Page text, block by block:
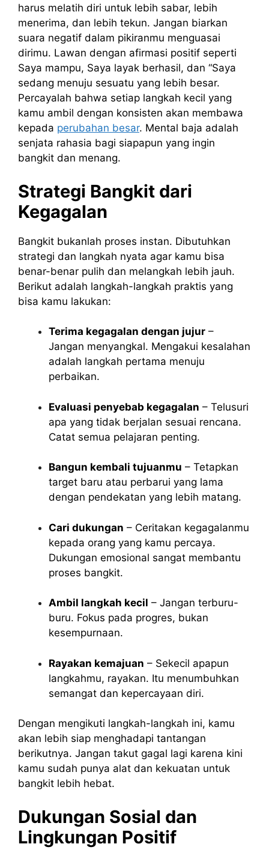
harus melatih diri untuk lebih sabar, lebih
menerima, dan lebih tekun. Jangan biarkan
suara negatif dalam pikiranmu menguasai
dirimu. Lawan dengan afirmasi positif seperti
Saya mampu, Saya layak berhasil, dan “Saya
sedang menuju sesuatu yang lebih besar.
Percayalah bahwa setiap langkah kecil yang
kamu ambil dengan konsisten akan membawa
kepada perubahan besar. Mental baja adalah
senjata rahasia bagi siapapun yang ingin
bangkit dan menang.
Strategi Bangkit dari
Kegagalan
Bangkit bukanlah proses instan. Dibutuhkan
strategi dan langkah nyata agar kamu bisa
benar-benar pulih dan melangkah lebih jauh.
Berikut adalah langkah-langkah praktis yang
bisa kamu lakukan:
Terima kegagalan dengan jujur –
Jangan menyangkal. Mengakui kesalahan
adalah langkah pertama menuju
perbaikan.
Evaluasi penyebab kegagalan – Telusuri
apa yang tidak berjalan sesuai rencana.
Catat semua pelajaran penting.
Bangun kembali tujuanmu – Tetapkan
target baru atau perbarui yang lama
dengan pendekatan yang lebih matang.
Cari dukungan – Ceritakan kegagalanmu
kepada orang yang kamu percaya.
Dukungan emosional sangat membantu
proses bangkit.
Ambil langkah kecil – Jangan terburu-
buru. Fokus pada progres, bukan
kesempurnaan.
Rayakan kemajuan – Sekecil apapun
langkahmu, rayakan. Itu menumbuhkan
semangat dan kepercayaan diri.
Dengan mengikuti langkah-langkah ini, kamu
akan lebih siap menghadapi tantangan
berikutnya. Jangan takut gagal lagi karena kini
kamu sudah punya alat dan kekuatan untuk
bangkit lebih hebat.
Dukungan Sosial dan
Lingkungan Positif